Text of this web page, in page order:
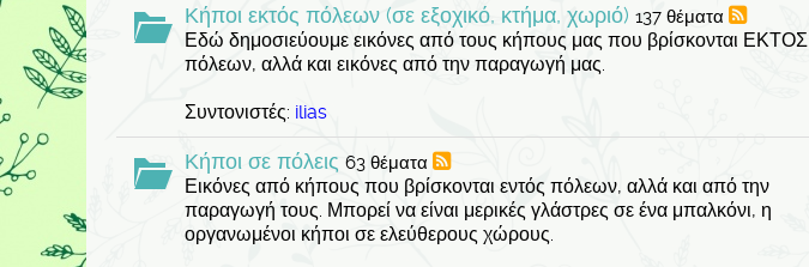
Κήποι εκτός πόλεων (σε εξοχικό, κτήμα, χωριό) 137 θέματα
Εδώ δημοσιεύουμε εικόνες από τους κήπους μας που βρίσκονται ΕΚΤΟΣ
πόλεων, αλλά και εικόνες από την παραγωγή μας.
Συντονιστές: ilias
Κήποι σε πόλεις 63 θέματα
Εικόνες από κήπους που βρίσκονται εντός πόλεων, αλλά και από την
παραγωγή τους. Μπορεί να είναι μερικές γλάστρες σε ένα μπαλκόνι, η
οργανωμένοι κήποι σε ελεύθερους χώρους.